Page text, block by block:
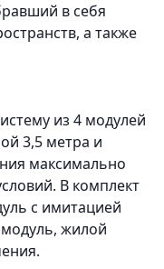
в себя
а также
из 4 модулей
3,5 метра и
максимально
В комплект
с имитацией
жилой